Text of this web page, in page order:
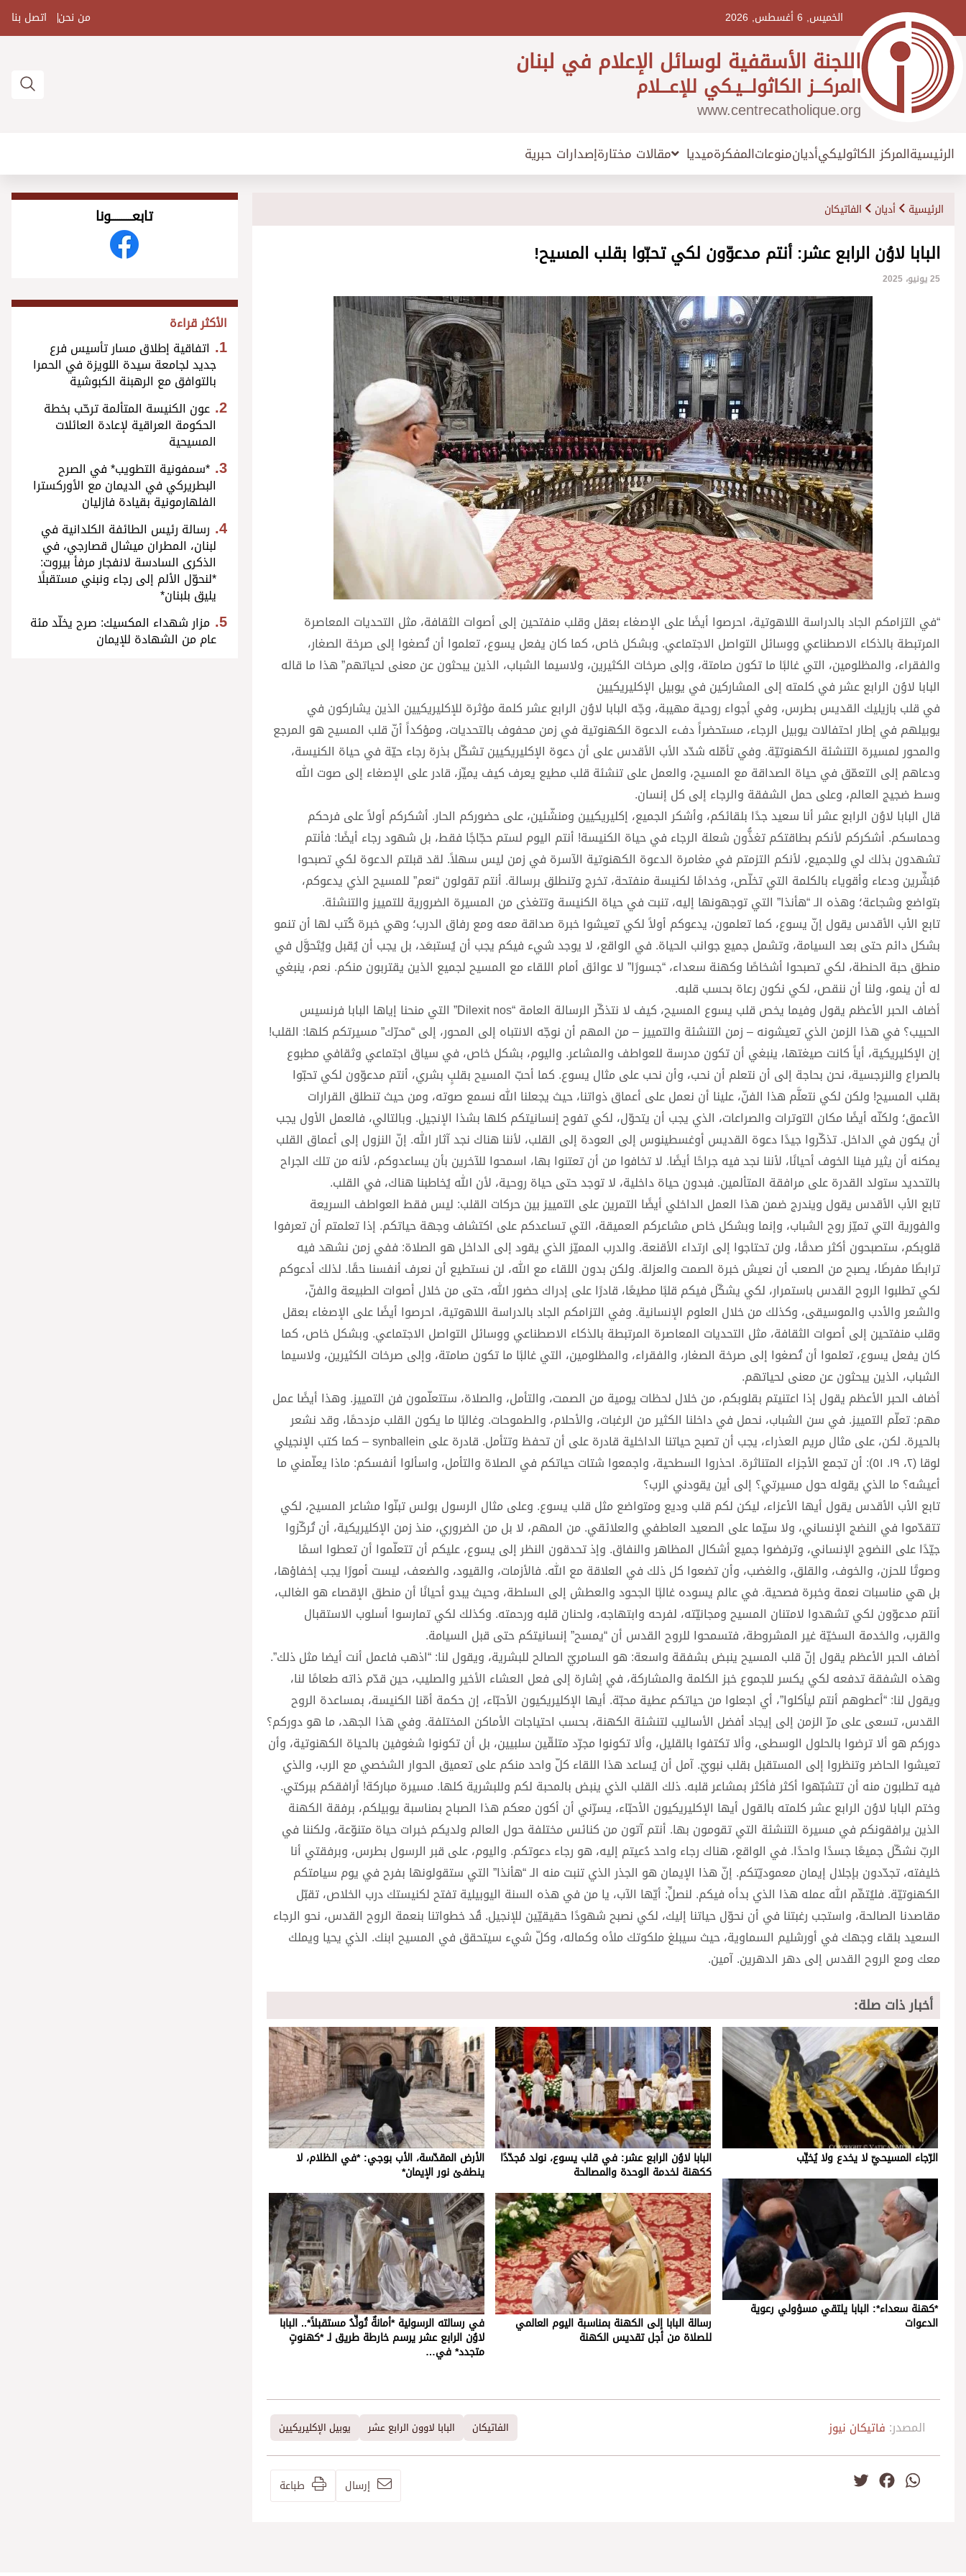
الخميس, 6 أغسطس, 2026 من نحن اتصل بنا
اللجنة الأسقفية لوسائل الإعلام في لبنان
المركـــز الكاثولـــيـكي للإعـــلام
www.centrecatholique.org
الرئيسيةالمركز الكاثوليكيأديانمنوعاتالمفكرةميديا مقالات مختارةإصدارات حبرية
الرئيسية أديان الفاتيكان
البابا لاوُن الرابع عشر: أنتم مدعوّون لكي تحبّوا بقلب المسيح!
25 يونيو، 2025
“في التزامكم الجاد بالدراسة اللاهوتية، احرصوا أيضًا على الإصغاء بعقل وقلب منفتحين إلى أصوات الثقافة، مثل التحديات المعاصرة
المرتبطة بالذكاء الاصطناعي ووسائل التواصل الاجتماعي. وبشكل خاص، كما كان يفعل يسوع، تعلموا أن تُصغوا إلى صرخة الصغار،
والفقراء، والمظلومين، التي غالبًا ما تكون صامتة، وإلى صرخات الكثيرين، ولاسيما الشباب، الذين يبحثون عن معنى لحياتهم” هذا ما قاله
البابا لاوُن الرابع عشر في كلمته إلى المشاركين في يوبيل الإكليريكيين
في قلب بازيليك القديس بطرس، وفي أجواء روحية مهيبة، وجّه البابا لاوُن الرابع عشر كلمة مؤثرة للإكليريكيين الذين يشاركون في
يوبيلهم في إطار احتفالات يوبيل الرجاء، مستحضراً دفء الدعوة الكهنوتية في زمن محفوف بالتحديات، ومؤكداً أنّ قلب المسيح هو المرجع
والمحور لمسيرة التنشئة الكهنوتيّة. وفي تأمّله شدّد الأب الأقدس على أن دعوة الإكليريكيين تشكّل بذرة رجاء حيّة في حياة الكنيسة،
ودعاهم إلى التعمّق في حياة الصداقة مع المسيح، والعمل على تنشئة قلب مطيع يعرف كيف يميِّز، قادر على الإصغاء إلى صوت الله
وسط ضجيج العالم، وعلى حمل الشفقة والرجاء إلى كل إنسان.
قال البابا لاوُن الرابع عشر أنا سعيد جدًا بلقائكم، وأشكر الجميع، إكليريكيين ومنشّئين، على حضوركم الحار. أشكركم أولاً على فرحكم
وحماسكم. أشكركم لأنكم بطاقتكم تغذُّون شعلة الرجاء في حياة الكنيسة! أنتم اليوم لستم حجّاجًا فقط، بل شهود رجاء أيضًا: فأنتم
تشهدون بذلك لي وللجميع، لأنكم التزمتم في مغامرة الدعوة الكهنوتية الآسرة في زمن ليس سهلاً. لقد قبلتم الدعوة لكي تصبحوا
مُبَشِّرين ودعاء وأقوياء بالكلمة التي تخلّص، وخدامًا لكنيسة منفتحة، تخرج وتنطلق برسالة. أنتم تقولون “نعم” للمسيح الذي يدعوكم،
بتواضع وشجاعة؛ وهذه الـ “هأنذا” التي توجهونها إليه، تنبت في حياة الكنيسة وتتغذى من المسيرة الضرورية للتمييز والتنشئة.
تابع الأب الأقدس يقول إنّ يسوع، كما تعلمون، يدعوكم أولاً لكي تعيشوا خبرة صداقة معه ومع رفاق الدرب؛ وهي خبرة كُتب لها أن تنمو
بشكل دائم حتى بعد السيامة، وتشمل جميع جوانب الحياة. في الواقع، لا يوجد شيء فيكم يجب أن يُستبعَد، بل يجب أن يُقبل ويُتَحوَّل في
منطق حبة الحنطة، لكي تصبحوا أشخاصًا وكهنة سعداء، “جسورًا” لا عوائق أمام اللقاء مع المسيح لجميع الذين يقتربون منكم. نعم، ينبغي
له أن ينمو، ولنا أن ننقص، لكي نكون رعاة بحسب قلبه.
أضاف الحبر الأعظم يقول وفيما يخص قلب يسوع المسيح، كيف لا نتذكّر الرسالة العامة “Dilexit nos” التي منحنا إياها البابا فرنسيس
الحبيب؟ في هذا الزمن الذي تعيشونه – زمن التنشئة والتمييز – من المهم أن نوجّه الانتباه إلى المحور، إلى “محرّك” مسيرتكم كلها: القلب!
إن الإكليريكية، أياً كانت صيغتها، ينبغي أن تكون مدرسة للعواطف والمشاعر. واليوم، بشكل خاص، في سياق اجتماعي وثقافي مطبوع
بالصراع والنرجسية، نحن بحاجة إلى أن نتعلم أن نحب، وأن نحب على مثال يسوع. كما أحبّ المسيح بقلبٍ بشري، أنتم مدعوّون لكي تحبّوا
بقلب المسيح! ولكن لكي نتعلَّم هذا الفنّ، علينا أن نعمل على أعماق ذواتنا، حيث يجعلنا الله نسمع صوته، ومن حيث تنطلق القرارات
الأعمق؛ ولكنّه أيضًا مكان التوترات والصراعات، الذي يجب أن يتحوّل، لكي تفوح إنسانيتكم كلها بشذا الإنجيل. وبالتالي، فالعمل الأول يجب
أن يكون في الداخل. تذكّروا جيدًا دعوة القديس أوغسطينوس إلى العودة إلى القلب، لأننا هناك نجد آثار الله. إنّ النزول إلى أعماق القلب
يمكنه أن يثير فينا الخوف أحيانًا، لأننا نجد فيه جراحًا أيضًا. لا تخافوا من أن تعتنوا بها، اسمحوا للآخرين بأن يساعدوكم، لأنه من تلك الجراح
بالتحديد ستولد القدرة على مرافقة المتألمين. فبدون حياة داخلية، لا توجد حتى حياة روحية، لأن الله يُخاطبنا هناك، في القلب.
تابع الأب الأقدس يقول ويندرج ضمن هذا العمل الداخلي أيضًا التمرين على التمييز بين حركات القلب: ليس فقط العواطف السريعة
والفورية التي تميّز روح الشباب، وإنما وبشكل خاص مشاعركم العميقة، التي تساعدكم على اكتشاف وجهة حياتكم. إذا تعلمتم أن تعرفوا
قلوبكم، ستصبحون أكثر صدقًا، ولن تحتاجوا إلى ارتداء الأقنعة. والدرب المميّز الذي يقود إلى الداخل هو الصلاة: ففي زمن نشهد فيه
ترابطًا مفرطًا، يصبح من الصعب أن نعيش خبرة الصمت والعزلة. ولكن بدون اللقاء مع الله، لن نستطيع أن نعرف أنفسنا حقًا. لذلك أدعوكم
لكي تطلبوا الروح القدس باستمرار، لكي يشكّل فيكم قلبًا مطيعًا، قادرًا على إدراك حضور الله، حتى من خلال أصوات الطبيعة والفنّ،
والشعر والأدب والموسيقى، وكذلك من خلال العلوم الإنسانية. وفي التزامكم الجاد بالدراسة اللاهوتية، احرصوا أيضًا على الإصغاء بعقل
وقلب منفتحين إلى أصوات الثقافة، مثل التحديات المعاصرة المرتبطة بالذكاء الاصطناعي ووسائل التواصل الاجتماعي. وبشكل خاص، كما
كان يفعل يسوع، تعلموا أن تُصغوا إلى صرخة الصغار، والفقراء، والمظلومين، التي غالبًا ما تكون صامتة، وإلى صرخات الكثيرين، ولاسيما
الشباب، الذين يبحثون عن معنى لحياتهم.
أضاف الحبر الأعظم يقول إذا اعتنيتم بقلوبكم، من خلال لحظات يومية من الصمت، والتأمل، والصلاة، ستتعلّمون فن التمييز. وهذا أيضًا عمل
مهم: تعلّم التمييز. في سن الشباب، نحمل في داخلنا الكثير من الرغبات، والأحلام، والطموحات. وغالبًا ما يكون القلب مزدحمًا، وقد نشعر
بالحيرة. لكن، على مثال مريم العذراء، يجب أن تصبح حياتنا الداخلية قادرة على أن تحفظ وتتأمل. قادرة على synballein – كما كتب الإنجيلي
لوقا (٢، ١٩. ٥١): أن تجمع الأجزاء المتناثرة. احذروا السطحية، واجمعوا شتات حياتكم في الصلاة والتأمل، واسألوا أنفسكم: ماذا يعلّمني ما
أعيشه؟ ما الذي يقوله حول مسيرتي؟ إلى أين يقودني الرب؟
تابع الأب الأقدس يقول أيها الأعزاء، ليكن لكم قلب وديع ومتواضع مثل قلب يسوع. وعلى مثال الرسول بولس تبنّوا مشاعر المسيح، لكي
تتقدّموا في النضج الإنساني، ولا سيّما على الصعيد العاطفي والعلائقي. من المهم، لا بل من الضروري، منذ زمن الإكليريكية، أن تُركّزوا
جيّدًا على النضوج الإنساني، وترفضوا جميع أشكال المظاهر والنفاق. وإذ تحدقون النظر إلى يسوع، عليكم أن تتعلّموا أن تعطوا اسمًا
وصوتًا للحزن، والخوف، والقلق، والغضب، وأن تضعوا كل ذلك في العلاقة مع الله. فالأزمات، والقيود، والضعف، ليست أمورًا يجب إخفاؤها،
بل هي مناسبات نعمة وخبرة فصحية. في عالم يسوده غالبًا الجحود والعطش إلى السلطة، وحيث يبدو أحيانًا أن منطق الإقصاء هو الغالب،
أنتم مدعوّون لكي تشهدوا لامتنان المسيح ومجانيّته، لفرحه وابتهاجه، ولحنان قلبه ورحمته. وكذلك لكي تمارسوا أسلوب الاستقبال
والقرب، والخدمة السخيّة غير المشروطة، فتسمحوا للروح القدس أن “يمسح” إنسانيتكم حتى قبل السيامة.
أضاف الحبر الأعظم يقول إنّ قلب المسيح ينبض بشفقة واسعة: هو السامريّ الصالح للبشرية، ويقول لنا: “اذهب فاعمل أنت أيضا مثل ذلك”.
وهذه الشفقة تدفعه لكي يكسر للجموع خبز الكلمة والمشاركة، في إشارة إلى فعل العشاء الأخير والصليب، حين قدّم ذاته طعامًا لنا،
ويقول لنا: “أعطوهم أنتم ليأكلوا”، أي اجعلوا من حياتكم عطية محبّة. أيها الإكليريكيون الأحبّاء، إن حكمة أمّنا الكنيسة، بمساعدة الروح
القدس، تسعى على مرّ الزمن إلى إيجاد أفضل الأساليب لتنشئة الكهنة، بحسب احتياجات الأماكن المختلفة. وفي هذا الجهد، ما هو دوركم؟
دوركم هو ألا ترضوا بالحلول الوسطى، وألا تكتفوا بالقليل، وألا تكونوا مجرّد متلقّين سلبيين، بل أن تكونوا شغوفين بالحياة الكهنوتية، وأن
تعيشوا الحاضر وتنظروا إلى المستقبل بقلب نبويّ. آمل أن يُساعد هذا اللقاء كلّ واحد منكم على تعميق الحوار الشخصي مع الرب، والذي
فيه تطلبون منه أن تتشبّهوا أكثر فأكثر بمشاعر قلبه. ذلك القلب الذي ينبض بالمحبة لكم وللبشرية كلها. مسيرة مباركة! أرافقكم ببركتي.
وختم البابا لاوُن الرابع عشر كلمته بالقول أيها الإكليريكيون الأحبّاء، يسرّني أن أكون معكم هذا الصباح بمناسبة يوبيلكم، برفقة الكهنة
الذين يرافقونكم في مسيرة التنشئة التي تقومون بها. أنتم آتون من كنائس مختلفة حول العالم ولديكم خبرات حياة متنوّعة، ولكننا في
الربّ نشكّل جميعًا جسدًا واحدًا. في الواقع، هناك رجاء واحد دُعيتم إليه، هو رجاء دعوتكم. واليوم، على قبر الرسول بطرس، وبرفقتي أنا
خليفته، تجدّدون بإجلال إيمان معموديّتكم. إنّ هذا الإيمان هو الجذر الذي تنبت منه الـ “هأنذا” التي ستقولونها بفرح في يوم سيامتكم
الكهنوتيّة. فليُتمِّم الله عمله هذا الذي بدأه فيكم. لنصلِّ: أيّها الآب، يا من في هذه السنة اليوبيلية تفتح لكنيستك درب الخلاص، تقبّل
مقاصدنا الصالحة، واستجب رغبتنا في أن نحوّل حياتنا إليك، لكي نصبح شهودًا حقيقيّين للإنجيل. قُد خطواتنا بنعمة الروح القدس، نحو الرجاء
السعيد بلقاء وجهك في أورشليم السماوية، حيث سيبلغ ملكوتك ملأه وكماله، وكلّ شيء سيتحقق في المسيح ابنك. الذي يحيا ويملك
معك ومع الروح القدس إلى دهر الدهرين. آمين.
أخبار ذات صلة:
الرّجاء المسيحيّ لا يخدع ولا يُخيِّب
*كهنة سعداء*: البابا يلتقي مسؤولي رعوية
الدعوات
البابا لاوُن الرابع عشر: في قلب يسوع، نولد مُجدّدًا
ككهنة لخدمة الوحدة والمصالحة
رسالة البابا إلى الكهنة بمناسبة اليوم العالمي
للصلاة من أجل تقديس الكهنة
الأرض المقدّسة، الأب بوجي: *في الظلام، لا
ينطفئ نور الإيمان*
في رسالته الرسولية *أمانةٌ تُولِّدُ مستقبلاً*.. البابا
لاوُن الرابع عشر يرسم خارطة طريق لـ *كهنوتٍ
متجدد* في…
المصدر: فاتيكان نيوز الفاتيكان البابا لاوون الرابع عشر يوبيل الإكليريكيين
WhatsApp
Facebook إرسال طباعة
تابعــــــــــونا
الأكثر قراءة
اتفاقية إطلاق مسار تأسيس فرع
جديد لجامعة سيدة اللويزة في الحمرا
بالتوافق مع الرهبنة الكبوشية
عون الكنيسة المتألمة ترحّب بخطة
الحكومة العراقية لإعادة العائلات
المسيحية
*سمفونية التطويب* في الصرح
البطريركي في الديمان مع الأوركسترا
الفلهارمونية بقيادة فازليان
رسالة رئيس الطائفة الكلدانية في
لبنان، المطران ميشال قصارجي، في
الذكرى السادسة لانفجار مرفأ بيروت:
*لنحوّل الألم إلى رجاء ونبني مستقبلًا
يليق بلبنان*
مزار شهداء المكسيك: صرح يخلّد مئة
عام من الشهادة للإيمان